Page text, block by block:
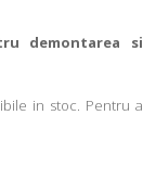
demontarea si
in stoc. Pentru a